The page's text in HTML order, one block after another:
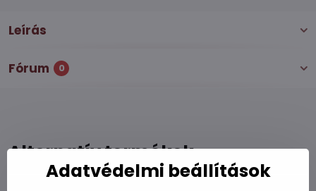
Leírás
Fórum 0
Alternatív termékek
Adatvédelmi beállítások